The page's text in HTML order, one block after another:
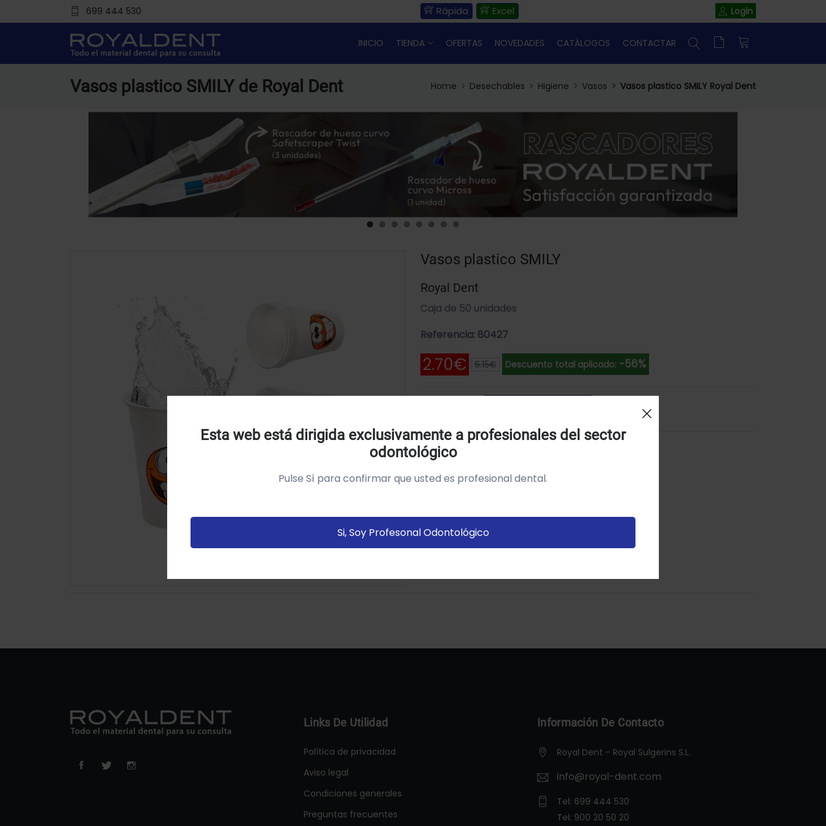
699 444 530 Rápida Excel Login
INICIO TIENDA OFERTAS NOVEDADES CATÁLOGOS CONTACTAR
Vasos plastico SMILY de Royal Dent Home Desechables Higiene Vasos Vasos plastico SMILY Royal Dent
Vasos plastico SMILY
Royal Dent
Caja de 50 unidades
Referencia: 80427
2.70€ 6.15€ Descuento total aplicado: -56%
SKU: CUPP1-SMILY (ORANGE
Links De Utilidad
Política de privacidad
Aviso legal
Condiciones generales
Preguntas frecuentes
Información De Contacto
Royal Dent - Royal Sulgerins S.L.
info@royal-dent.com
Tel: 699 444 530
Tel: 900 20 50 20
Utilizamos cookies própias y de terceros para analizar el
tus preferencias sobre la base de un perfil elaborado a
vistitadas).Política de cookies
Esta web está dirigida exclusivamente a profesionales del sector
odontológico
Pulse Sí para confirmar que usted es profesional dental.
Si, Soy Profesonal Odontológico